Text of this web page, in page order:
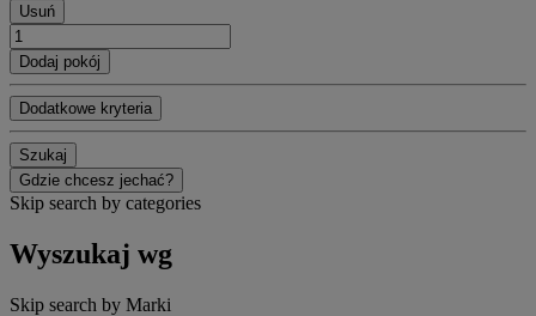
Usuń
Dodaj pokój
Dodatkowe kryteria
Szukaj
Gdzie chcesz jechać?
Skip search by categories
Wyszukaj wg
Skip search by Marki